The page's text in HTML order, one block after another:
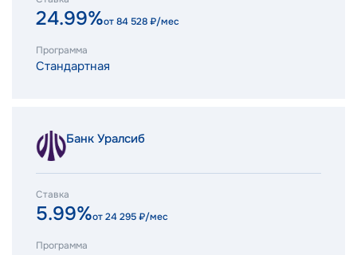
24.99%от84 528₽/мес
Программа
Стандартная
Банк Уралсиб
Ставка
5.99%от24 295₽/мес
Программа